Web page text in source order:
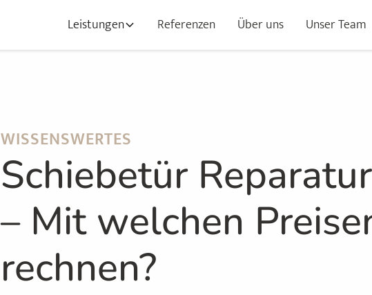
Leistungen Referenzen Über uns Unser Team
WISSENSWERTES
Schiebetür
– Mit welchen
rechnen?